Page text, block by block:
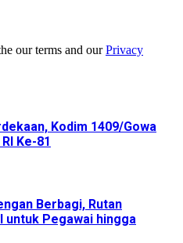
our terms and ourPrivacy
Kodim 1409/Gowa
Ke-81
Berbagi, Rutan
untuk Pegawai hingga